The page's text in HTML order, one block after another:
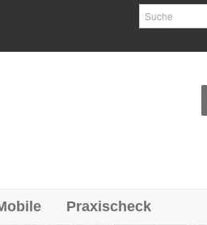
Praxischeck